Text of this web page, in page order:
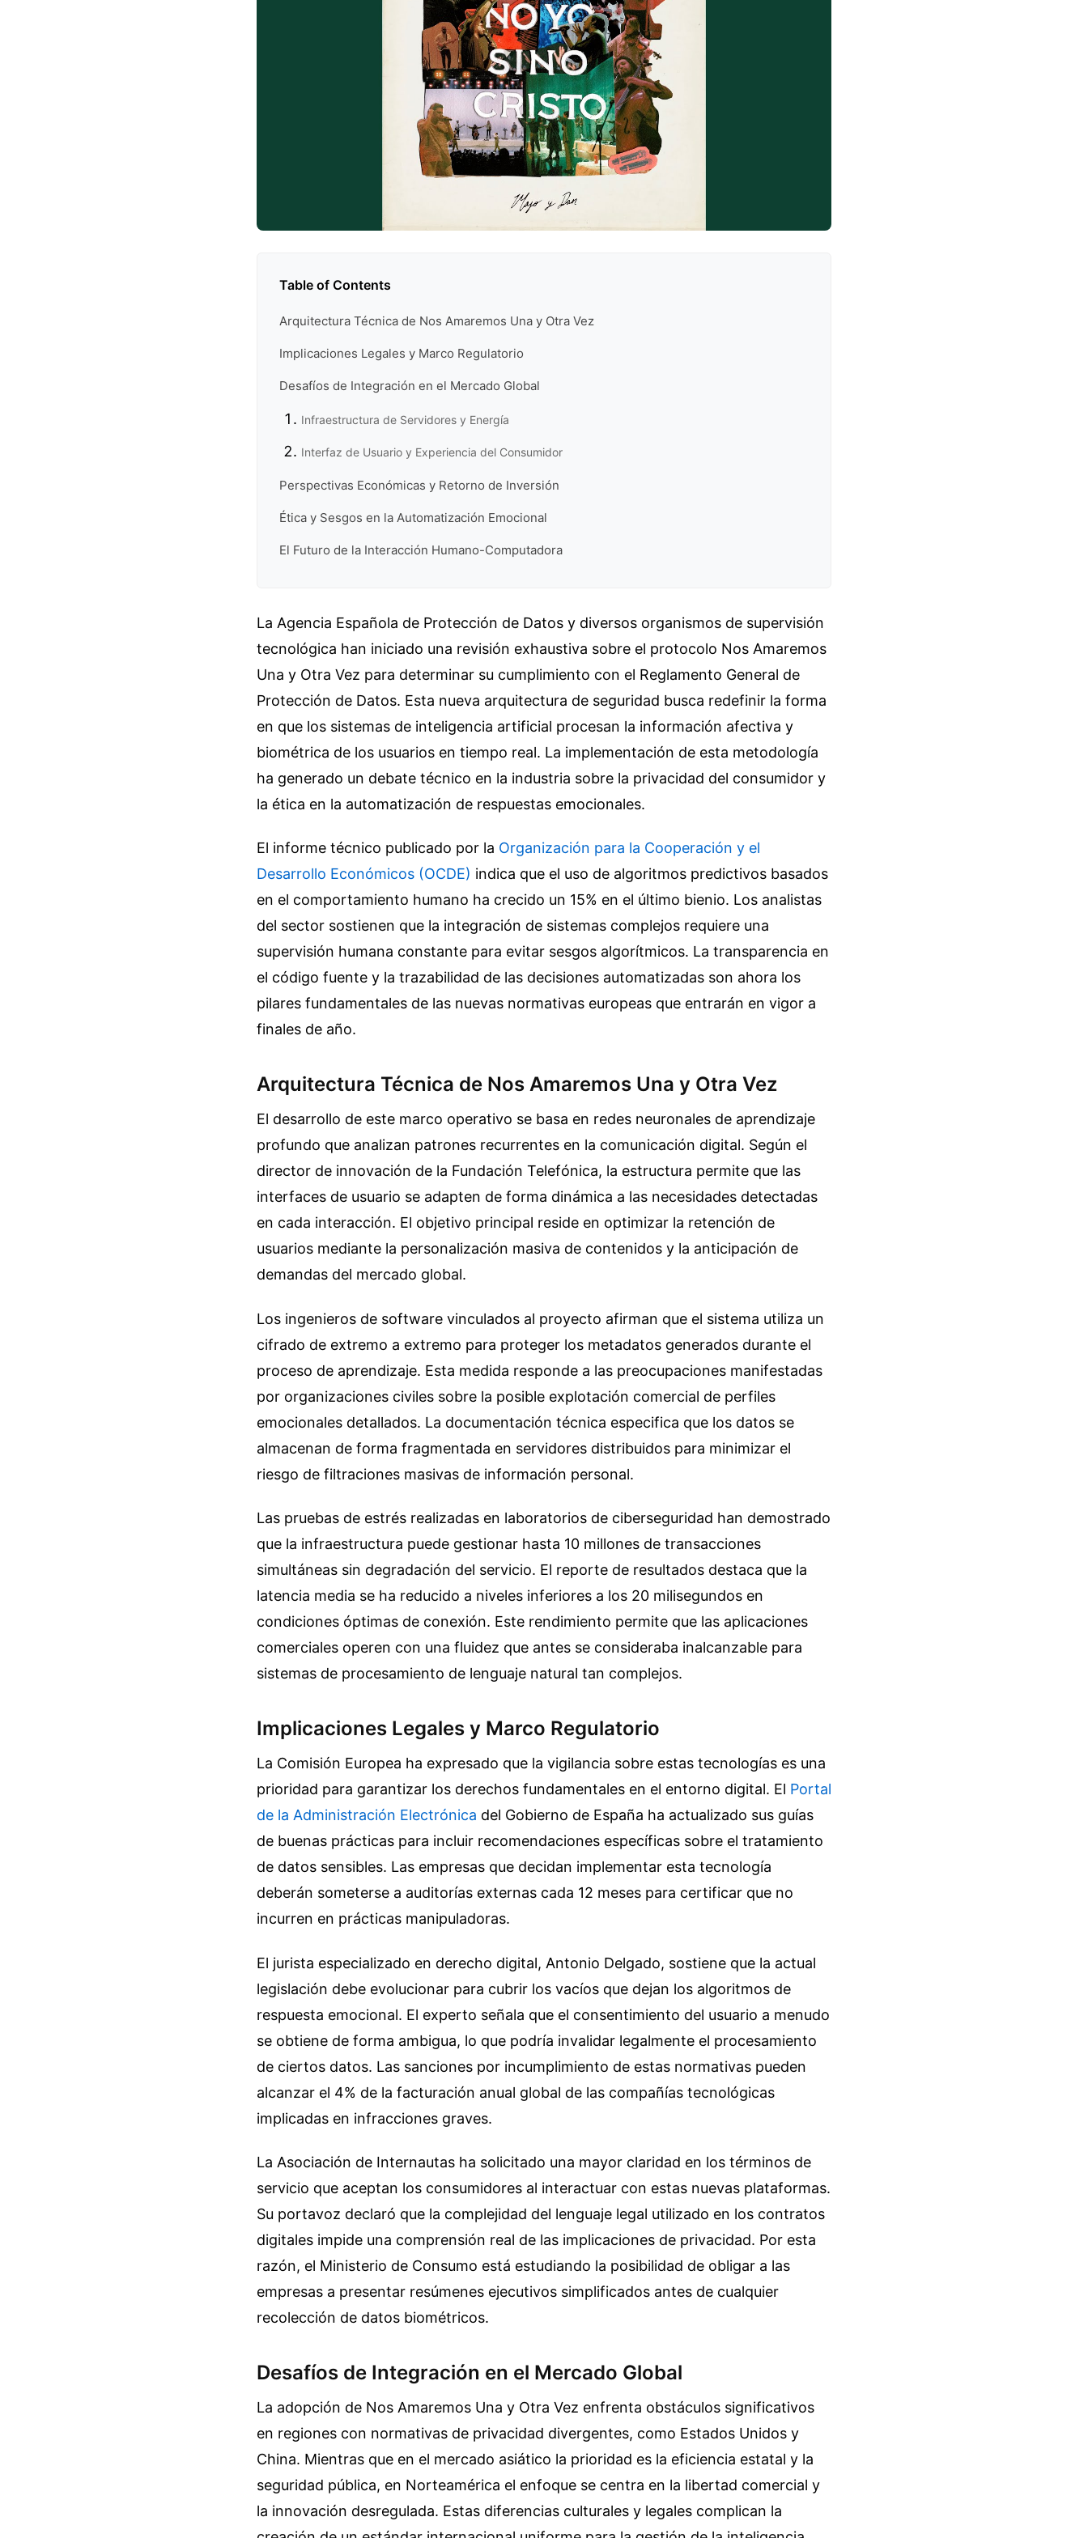
Table of Contents
Arquitectura Técnica de Nos Amaremos Una y Otra Vez
Implicaciones Legales y Marco Regulatorio
Desafíos de Integración en el Mercado Global
Infraestructura de Servidores y Energía
Interfaz de Usuario y Experiencia del Consumidor
Perspectivas Económicas y Retorno de Inversión
Ética y Sesgos en la Automatización Emocional
El Futuro de la Interacción Humano-Computadora
La Agencia Española de Protección de Datos y diversos organismos de supervisión
tecnológica han iniciado una revisión exhaustiva sobre el protocolo Nos Amaremos
Una y Otra Vez para determinar su cumplimiento con el Reglamento General de
Protección de Datos. Esta nueva arquitectura de seguridad busca redefinir la forma
en que los sistemas de inteligencia artificial procesan la información afectiva y
biométrica de los usuarios en tiempo real. La implementación de esta metodología
ha generado un debate técnico en la industria sobre la privacidad del consumidor y
la ética en la automatización de respuestas emocionales.
El informe técnico publicado por la Organización para la Cooperación y el
Desarrollo Económicos (OCDE) indica que el uso de algoritmos predictivos basados
en el comportamiento humano ha crecido un 15% en el último bienio. Los analistas
del sector sostienen que la integración de sistemas complejos requiere una
supervisión humana constante para evitar sesgos algorítmicos. La transparencia en
el código fuente y la trazabilidad de las decisiones automatizadas son ahora los
pilares fundamentales de las nuevas normativas europeas que entrarán en vigor a
finales de año.
Arquitectura Técnica de Nos Amaremos Una y Otra Vez
El desarrollo de este marco operativo se basa en redes neuronales de aprendizaje
profundo que analizan patrones recurrentes en la comunicación digital. Según el
director de innovación de la Fundación Telefónica, la estructura permite que las
interfaces de usuario se adapten de forma dinámica a las necesidades detectadas
en cada interacción. El objetivo principal reside en optimizar la retención de
usuarios mediante la personalización masiva de contenidos y la anticipación de
demandas del mercado global.
Los ingenieros de software vinculados al proyecto afirman que el sistema utiliza un
cifrado de extremo a extremo para proteger los metadatos generados durante el
proceso de aprendizaje. Esta medida responde a las preocupaciones manifestadas
por organizaciones civiles sobre la posible explotación comercial de perfiles
emocionales detallados. La documentación técnica especifica que los datos se
almacenan de forma fragmentada en servidores distribuidos para minimizar el
riesgo de filtraciones masivas de información personal.
Las pruebas de estrés realizadas en laboratorios de ciberseguridad han demostrado
que la infraestructura puede gestionar hasta 10 millones de transacciones
simultáneas sin degradación del servicio. El reporte de resultados destaca que la
latencia media se ha reducido a niveles inferiores a los 20 milisegundos en
condiciones óptimas de conexión. Este rendimiento permite que las aplicaciones
comerciales operen con una fluidez que antes se consideraba inalcanzable para
sistemas de procesamiento de lenguaje natural tan complejos.
Implicaciones Legales y Marco Regulatorio
La Comisión Europea ha expresado que la vigilancia sobre estas tecnologías es una
prioridad para garantizar los derechos fundamentales en el entorno digital. El Portal
de la Administración Electrónica del Gobierno de España ha actualizado sus guías
de buenas prácticas para incluir recomendaciones específicas sobre el tratamiento
de datos sensibles. Las empresas que decidan implementar esta tecnología
deberán someterse a auditorías externas cada 12 meses para certificar que no
incurren en prácticas manipuladoras.
El jurista especializado en derecho digital, Antonio Delgado, sostiene que la actual
legislación debe evolucionar para cubrir los vacíos que dejan los algoritmos de
respuesta emocional. El experto señala que el consentimiento del usuario a menudo
se obtiene de forma ambigua, lo que podría invalidar legalmente el procesamiento
de ciertos datos. Las sanciones por incumplimiento de estas normativas pueden
alcanzar el 4% de la facturación anual global de las compañías tecnológicas
implicadas en infracciones graves.
La Asociación de Internautas ha solicitado una mayor claridad en los términos de
servicio que aceptan los consumidores al interactuar con estas nuevas plataformas.
Su portavoz declaró que la complejidad del lenguaje legal utilizado en los contratos
digitales impide una comprensión real de las implicaciones de privacidad. Por esta
razón, el Ministerio de Consumo está estudiando la posibilidad de obligar a las
empresas a presentar resúmenes ejecutivos simplificados antes de cualquier
recolección de datos biométricos.
Desafíos de Integración en el Mercado Global
La adopción de Nos Amaremos Una y Otra Vez enfrenta obstáculos significativos
en regiones con normativas de privacidad divergentes, como Estados Unidos y
China. Mientras que en el mercado asiático la prioridad es la eficiencia estatal y la
seguridad pública, en Norteamérica el enfoque se centra en la libertad comercial y
la innovación desregulada. Estas diferencias culturales y legales complican la